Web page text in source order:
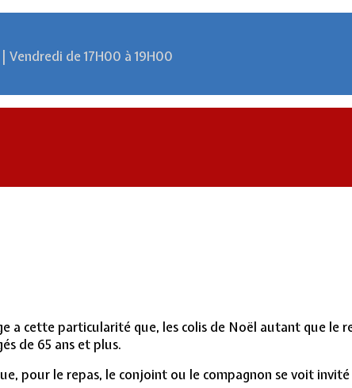
Vendredi de 17H00 à 19H00
a cette particularité que, les colis de Noël autant que le
de 65 ans et plus.
pour le repas, le conjoint ou le compagnon se voit invité